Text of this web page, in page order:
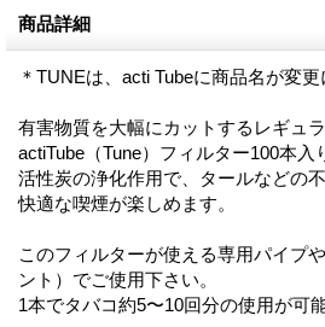
商品詳細
＊TUNEは、acti Tubeに商品名が変更
有害物質を大幅にカットするレギュ
actiTube（Tune）フィルター100本入
活性炭の浄化作用で、タールなどの
快適な喫煙が楽しめます。
このフィルターが使える専用パイプ
ント）でご使用下さい。
1本でタバコ約5〜10回分の使用が可能